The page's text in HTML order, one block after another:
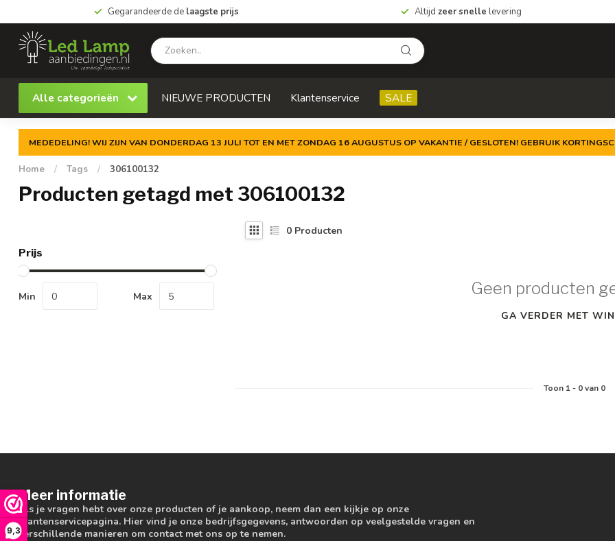
9,3
Gegarandeerde de laagste prijs Altijd zeer snelle levering
Alle categorieën NIEUWE PRODUCTEN Klantenservice SALE
MEDEDELING! WIJ ZIJN VAN DONDERDAG 13 JULI TOT EN MET ZONDAG 16 AUGUSTUS OP VAKANTIE / GESLOTEN! GEBRUIK
Home / Tags / 306100132
Producten getagd met 306100132
Prijs
Min Max
0 Producten
Geen producten
GA VERDER MET
Toon 1- 0van 0
Meer informatie
Als je vragen hebt over onze producten of je aankoop, neem dan een kijkje op onze
klantenservicepagina. Hier vind je onze bedrijfsgegevens, antwoorden op veelgestelde vragen en
verschillende manieren om contact met ons op te nemen.